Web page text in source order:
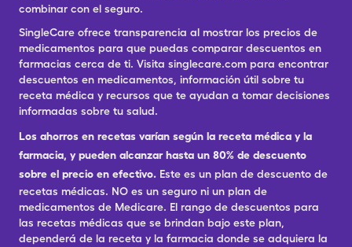
combinar con el seguro.
SingleCare ofrece transparencia al mostrar los precios de
medicamentos para que puedas comparar descuentos en
farmacias cerca de ti. Visita singlecare.com para encontrar
descuentos en medicamentos, información útil sobre tu
receta médica y recursos que te ayudan a tomar decisiones
informadas sobre tu salud.
Los ahorros en recetas varían según la receta médica y la
farmacia, y pueden alcanzar hasta un 80% de descuento
sobre el precio en efectivo. Este es un plan de descuento de
recetas médicas. NO es un seguro ni un plan de
medicamentos de Medicare. El rango de descuentos para
las recetas médicas que se brindan bajo este plan,
dependerá de la receta y la farmacia donde se adquiera la